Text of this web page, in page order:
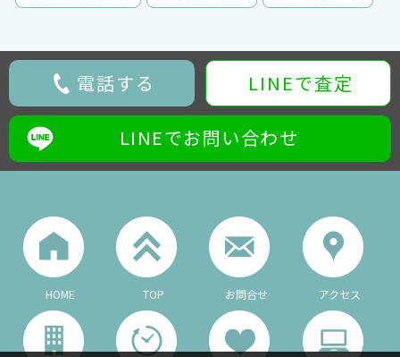
電話する LINEで査定
LINEでお問い合わせ
HOME TOP お問合せ アクセス